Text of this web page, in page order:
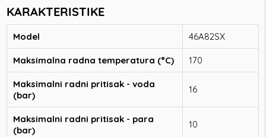
KARAKTERISTIKE
Model 46A82SX
Maksimalna radna temperatura (°C) 170
Maksimalni radni pritisak - voda
(bar)
16
Maksimalni radni pritisak - para
(bar)
10